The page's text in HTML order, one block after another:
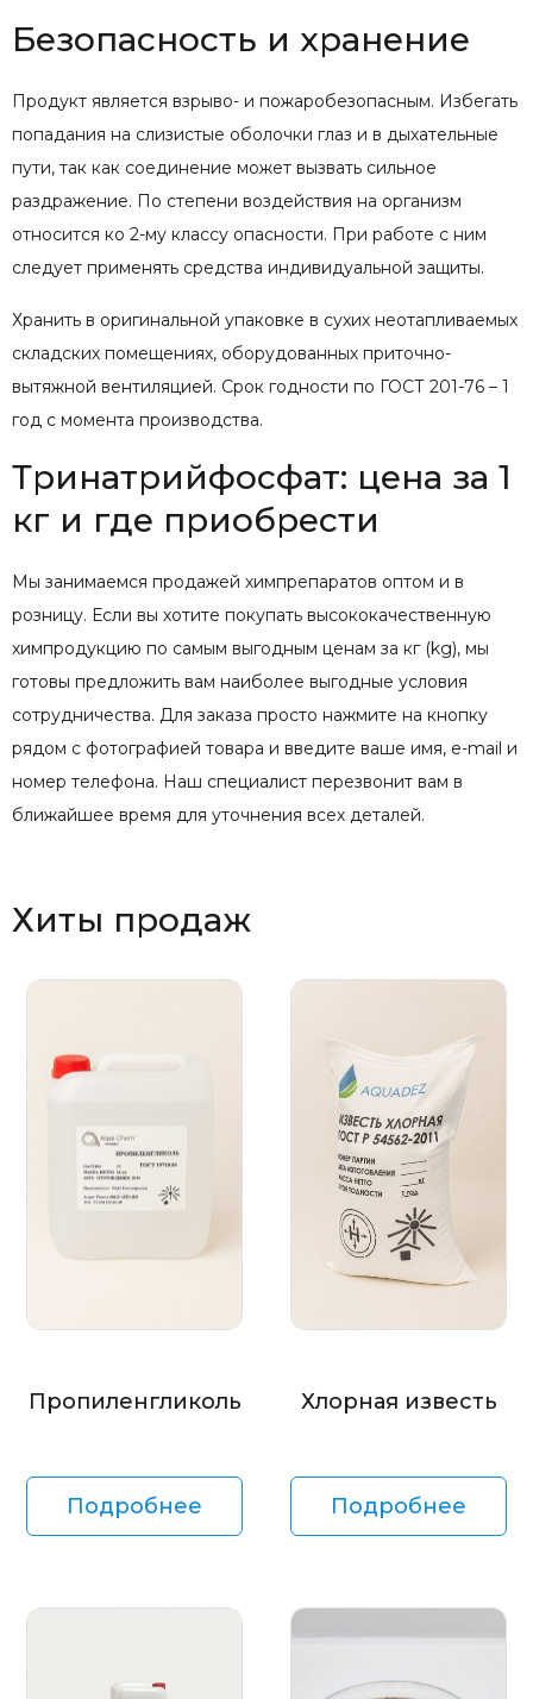
Безопасность и хранение
Продукт является взрыво- и пожаробезопасным. Избегать
попадания на слизистые оболочки глаз и в дыхательные
пути, так как соединение может вызвать сильное
раздражение. По степени воздействия на организм
относится ко 2-му классу опасности. При работе с ним
следует применять средства индивидуальной защиты.
Хранить в оригинальной упаковке в сухих неотапливаемых
складских помещениях, оборудованных приточно-
вытяжной вентиляцией. Срок годности по ГОСТ 201-76 – 1
год с момента производства.
Тринатрийфосфат: цена за 1
кг и где приобрести
Мы занимаемся продажей химпрепаратов оптом и в
розницу. Если вы хотите покупать высококачественную
химпродукцию по самым выгодным ценам за кг (kg), мы
готовы предложить вам наиболее выгодные условия
сотрудничества. Для заказа просто нажмите на кнопку
рядом с фотографией товара и введите ваше имя, e-mail и
номер телефона. Наш специалист перезвонит вам в
ближайшее время для уточнения всех деталей.
Хиты продаж
Пропиленгликоль
Подробнее
Хлорная известь
Подробнее